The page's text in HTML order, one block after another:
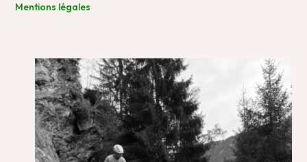
Mentions légales